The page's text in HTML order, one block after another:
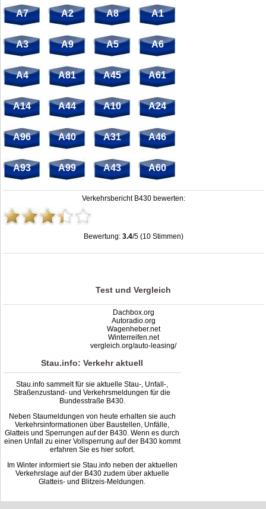
A7 A2 A8 A1
A3 A9 A5 A6
A4 A81 A45 A61
A14 A44 A10 A24
A96 A40 A31 A46
A93 A99 A43 A60
Verkehrsbericht B430 bewerten:
Bewertung: 3.4/5 (10 Stimmen)
Stau B430: Unfälle, Sperrung & Baustellen | Staumelder B430 ,3.4out of5
Test und Vergleich
Dachbox.org
Autoradio.org
Wagenheber.net
Winterreifen.net
vergleich.org/auto-leasing/
Stau.info: Verkehr aktuell
Stau.info sammelt für sie aktuelle Stau-, Unfall-,
Straßenzustand- und Verkehrsmeldungen für die
Bundesstraße B430.
Neben Staumeldungen von heute erhalten sie auch
Verkehrsinformationen über Baustellen, Unfälle,
Glatteis und Sperrungen auf der B430. Wenn es durch
einen Unfall zu einer Vollsperrung auf der B430 kommt
erfahren Sie es hier sofort.
Im Winter informiert sie Stau.info neben der aktuellen
Verkehrslage auf der B430 zudem über aktuelle
Glatteis- und Blitzeis-Meldungen.